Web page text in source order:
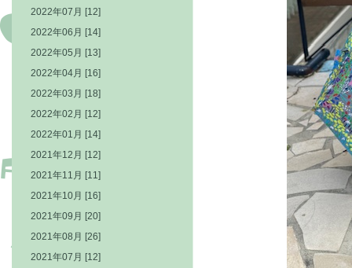
2022年07月 [12]
2022年06月 [14]
2022年05月 [13]
2022年04月 [16]
2022年03月 [18]
2022年02月 [12]
2022年01月 [14]
2021年12月 [12]
2021年11月 [11]
2021年10月 [16]
2021年09月 [20]
2021年08月 [26]
2021年07月 [12]